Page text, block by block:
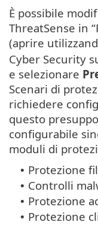
È possibile
ThreatSense in
(aprire
Cyber Security
e selezionare
Scenari di
richiedere
questo
configurabile
moduli di
• Protezione
• Controlli
• Protezione
• Protezione